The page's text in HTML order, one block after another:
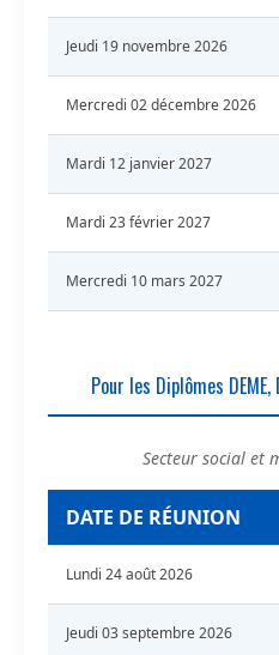
Jeudi 19 novembre 2026
Mercredi 02 décembre 2026
Mardi 12 janvier 2027
Mardi 23 février 2027
Mercredi 10 mars 2027
Pour les Diplômes DEME,
Secteur social et
DATE DE RÉUNION
Lundi 24 août 2026
Jeudi 03 septembre 2026